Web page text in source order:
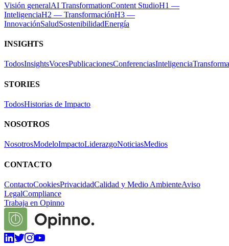
Visión generalAI TransformationContent StudioH1 —
InteligenciaH2 — TransformaciónH3 —
InnovaciónSaludSostenibilidadEnergía
INSIGHTS
TodosInsightsVocesPublicacionesConferenciasInteligencia
STORIES
TodosHistorias de Impacto
NOSOTROS
NosotrosModeloImpactoLiderazgoNoticiasMedios
CONTACTO
ContactoCookiesPrivacidadCalidad y Medio AmbienteAviso
LegalCompliance
Trabaja en Opinno